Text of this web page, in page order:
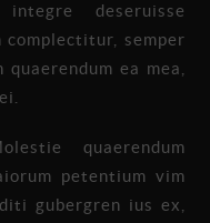
deseruisse
semper
ea mea,
quaerendum
petentium vim
gubergren ius ex,